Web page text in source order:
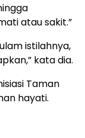
atau sakit.”
istilahnya,
kata dia.
Taman
hayati.